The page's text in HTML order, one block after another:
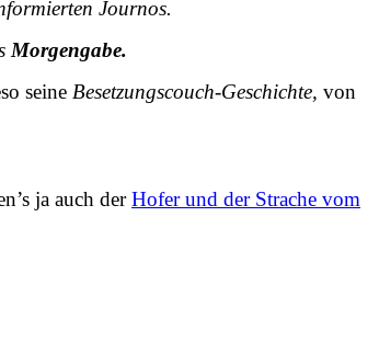
Journos.
Morgengabe.
seine Besetzungscouch-Geschichte, von
ja auch derHofer und der Strache vom